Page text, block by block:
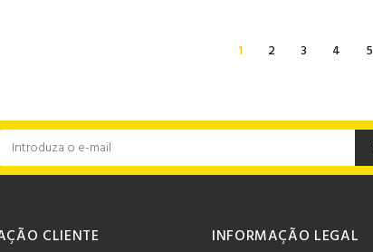
1 2 3 4 5
CLIENTE INFORMAÇÃO LEGAL